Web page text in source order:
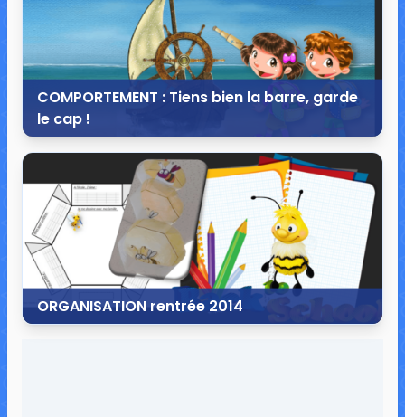
COMPORTEMENT : Tiens bien la barre, garde
le cap !
24 juillet 2016
5 commentaires
11 630 vues
ORGANISATION rentrée 2014